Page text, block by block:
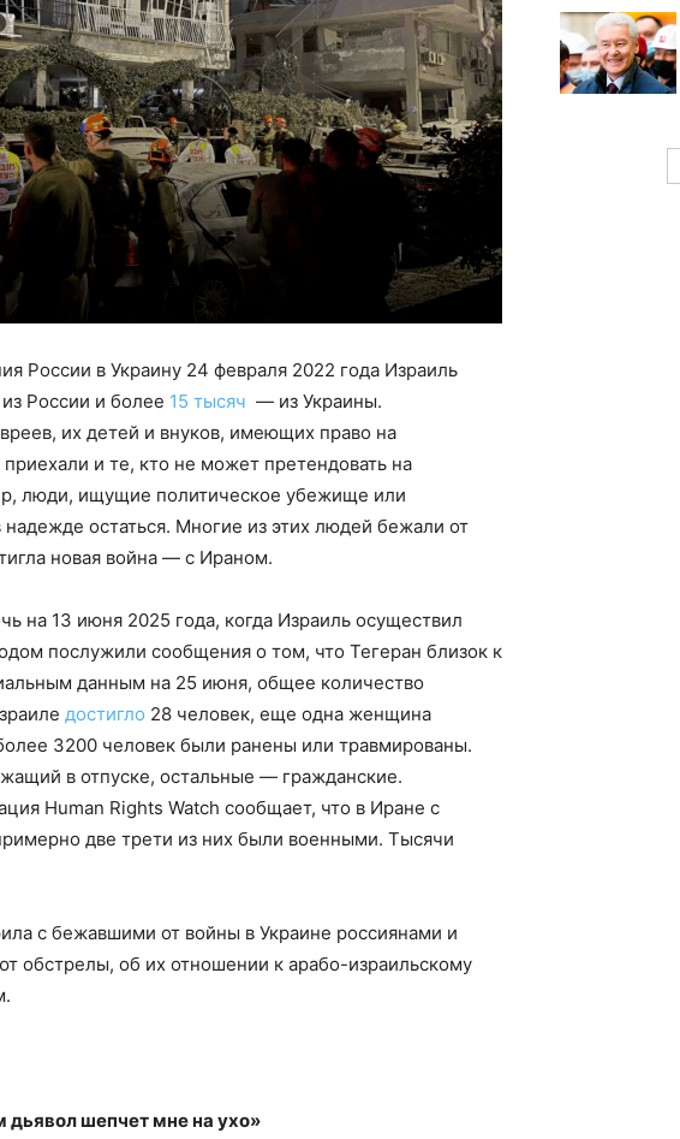
России в Украину 24 февраля 2022 года Израиль
России и более 15 тысяч — из Украины.
их детей и внуков, имеющих право на
и те, кто не может претендовать на
люди, ищущие политическое убежище или
остаться. Многие из этих людей бежали от
новая война — с Ираном.
на 13 июня 2025 года, когда Израиль осуществил
послужили сообщения о том, что Тегеран близок к
данным на 25 июня, общее количество
достигло 28 человек, еще одна женщина
3200 человек были ранены или травмированы.
в отпуске, остальные — гражданские.
Human Rights Watch сообщает, что в Иране с
две трети из них были военными. Тысячи
с бежавшими от войны в Украине россиянами и
обстрелы, об их отношении к арабо-израильскому
шепчет мне на ухо»